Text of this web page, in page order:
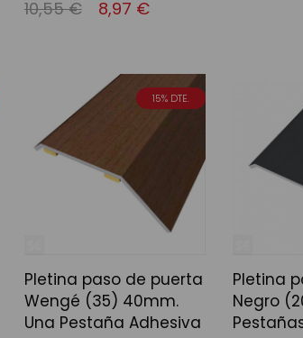
10,55 € 8,97 €
Afegir a la cistella
15% DTE.
Pletina paso de puerta
Wengé (35) 40mm.
Una Pestaña Adhesiva
Pletina
Negro